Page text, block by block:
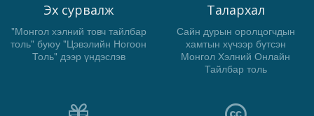
Эх сурвалж
"Монгол хэлний товч тайлбар
толь" буюу "Цэвэлийн Ногоон
Толь" дээр үндэслэв
Талархал
Сайн дурын оролцогчдын
хамтын хүчээр бүтсэн
Монгол Хэлний Онлайн
Тайлбар толь